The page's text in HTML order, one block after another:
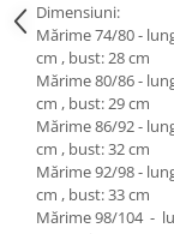
Dimensiuni:
Mărime 74/80 -
cm , bust: 28 cm
Mărime 80/86 -
cm , bust: 29 cm
Mărime 86/92 -
cm , bust: 32 cm
Mărime 92/98 -
cm , bust: 33 cm
Mărime 98/104 -